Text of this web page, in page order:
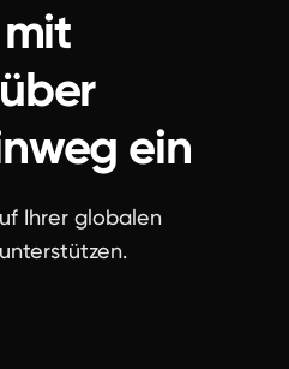
ein
Ihrer globalen